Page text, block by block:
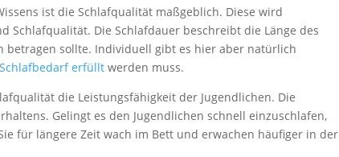
ist die Schlafqualität maßgeblich. Diese wird
Schlafqualität. Die Schlafdauer beschreibt die Länge des
betragen sollte. Individuell gibt es hier aber natürlich
erfüllt werden muss.
die Leistungsfähigkeit der Jugendlichen. Die
Gelingt es den Jugendlichen schnell einzuschlafen,
für längere Zeit wach im Bett und erwachen häufiger in der